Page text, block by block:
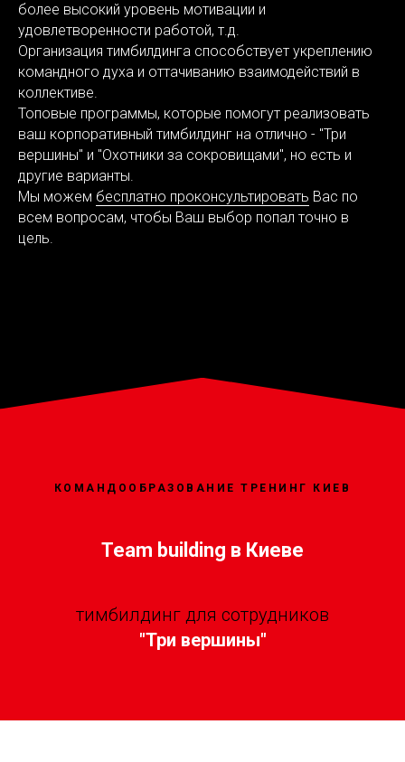
более высокий уровень мотивации и
удовлетворенности работой, т.д.
Организация тимбилдинга способствует укреплению
командного духа и оттачиванию взаимодействий в
коллективе.
Топовые программы, которые помогут реализовать
ваш корпоративный тимбилдинг на отлично - "Три
вершины" и "Охотники за сокровищами", но есть и
другие варианты.
Мы можем бесплатно проконсультировать Вас по
всем вопросам, чтобы Ваш выбор попал точно в
цель.
КОМАНДООБРАЗОВАНИЕ ТРЕНИНГ КИЕВ
Team building в Киеве
тимбилдинг для сотрудников
"Три вершины"